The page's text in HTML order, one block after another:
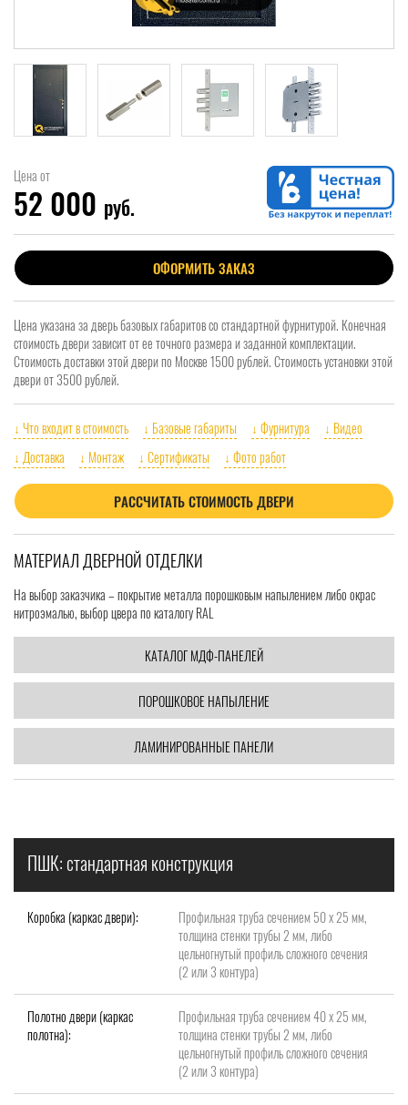
Цена от
52 000 руб.
ОФОРМИТЬ ЗАКАЗ
Цена указана за дверь базовых габаритов со стандартной фурнитурой. Конечная
стоимость двери зависит от ее точного размера и заданной комплектации.
Стоимость доставки этой двери по Москве 1500 рублей. Стоимость установки этой
двери от 3500 рублей.
↓ Что входит в стоимость ↓ Базовые габариты ↓ Фурнитура
↓ Видео
↓ Доставка
↓ Монтаж ↓ Сертификаты ↓ Фото работ
РАССЧИТАТЬ СТОИМОСТЬ ДВЕРИ
МАТЕРИАЛ ДВЕРНОЙ ОТДЕЛКИ
На выбор заказчика – покрытие металла порошковым напылением либо окрас
нитроэмалью, выбор цвера по каталогу RAL
КАТАЛОГ МДФ-ПАНЕЛЕЙ
ПОРОШКОВОЕ НАПЫЛЕНИЕ
ЛАМИНИРОВАННЫЕ ПАНЕЛИ
ПШК: стандартная конструкция
Коробка (каркас двери):
Профильная труба сечением 50 х 25 мм,
толщина стенки трубы 2 мм, либо
цельногнутый профиль сложного сечения
(2 или 3 контура)
Полотно двери (каркас
полотна):
Профильная труба сечением 40 х 25 мм,
толщина стенки трубы 2 мм, либо
цельногнутый профиль сложного сечения
(2 или 3 контура)